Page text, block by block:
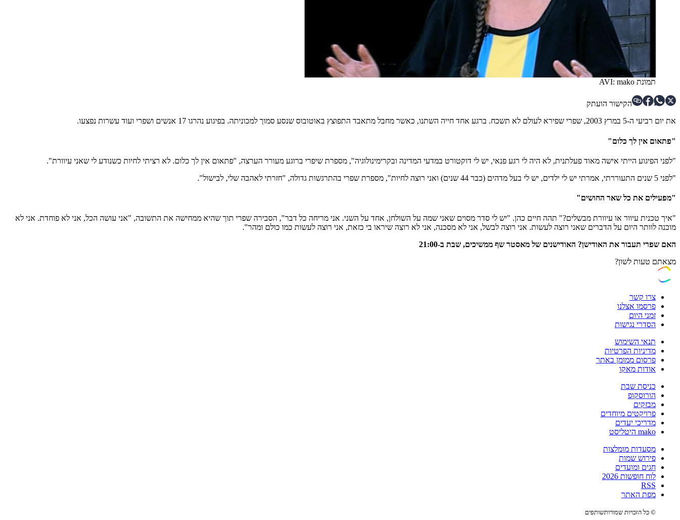
תמונת AVI: mako
הקישור הועתק
את יום רביעי ה-5 במרץ 2003, שפרי שפירא לעולם לא תשכח. ברגע אחד חייה השתנו, כאשר מחבל מתאבד התפוצץ באוטובוס שנסע סמוך למכוניתה. בפיגוע נהרגו 17 אנשים ושפרי ועוד עשרות נפצעו.
"פתאום אין לך כלום"
"לפני הפיגוע הייתי אישה מאוד פעלתנית, לא היה לי רגע פנאי, יש לי דוקטורט במדעי המדינה ובקרימינולוגיה", מספרת שיפרי ברוגע מעורר הערצה, "פתאום אין לך כלום. לא רציתי לחיות כשנודע לי שאני עיוורת".
"לפני 5 שנים התעוררתי, אמרתי יש לי ילדים, יש לי בעל מדהים (כבר 44 שנים) ואני רוצה לחיות", מספרת שפרי בהתרגשות גדולה, "חזרתי לאהבה שלי, לבישול".
"מפעילים את כל שאר החושים"
"איך טכנית עיוור או עיוורת מבשלים?" תהה חיים כהן. "יש לי סדר מסוים שאני שמה על השולחן, אחד על השני. אני מריחה כל דבר", הסבירה שפרי תוך שהיא ממחישה את התשובה, "אני עושה הכל, אני לא פוחדת. אני לא
מוכנה לוותר היום על הדברים שאני רוצה לעשות. אני רוצה לבשל, אני לא מסכנה, אני לא רוצה שיראו בי כזאת, אני רוצה לעשות כמו כולם ומהר".
האם שפרי תעבור את האודישן? האודישנים של מאסטר שף ממשיכים, שבת ב-21:00
מצאתם טעות לשון?
צרו קשר
פרסמו אצלנו
זמני היום
הסדרי נגישות
תנאי השימוש
מדיניות הפרטיות
פרסום ממומן באתר
אודות מאקו
כניסת שבת
הורוסקופ
מבזקים
פרויקטים מיוחדים
מדריכי יעדים
mako היטליסט
מסעדות מומלצות
פירוש שמות
חגים ומועדים
לוח חופשות 2026
RSS
מפת האתר
© כל הזכויות שמורותשותפים